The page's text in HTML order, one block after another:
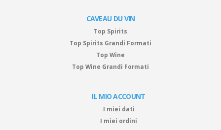
CAVEAU DU VIN
Top Spirits
Top Spirits Grandi Formati
Top Wine
Top Wine Grandi Formati
IL MIO ACCOUNT
I miei dati
I miei ordini